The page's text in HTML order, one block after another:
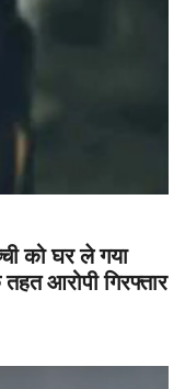
को घर ले गया
आरोपी गिरफ्तार